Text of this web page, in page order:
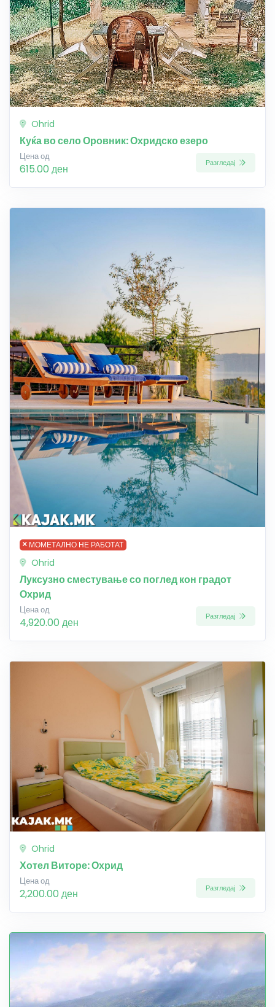
Ohrid
Куќа во село Оровник: Охридско езеро
Цена од
615.00 ден Разгледај
МОМЕТАЛНО НЕ РАБОТАТ
Ohrid
Луксузно сместување со поглед кон градот
Охрид
Цена од
4,920.00 ден Разгледај
Ohrid
Хотел Виторе: Охрид
Цена од
2,200.00 ден Разгледај